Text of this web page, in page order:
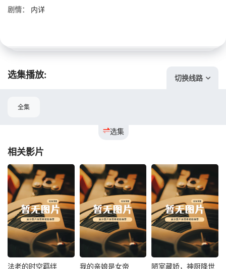
剧情：
内详
选集播放: 切换线路
选集
全集
相关影片
法老的时空羁绊 我的亲娘是女帝 陋室藏娇，神厨降世